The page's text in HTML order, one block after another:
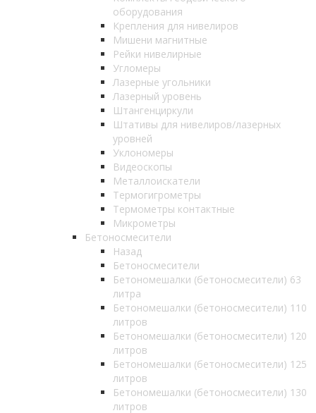
оборудования
Крепления для нивелиров
Мишени магнитные
Рейки нивелирные
Угломеры
Лазерные угольники
Лазерный уровень
Штангенциркули
Штативы для нивелиров/лазерных
уровней
Уклономеры
Видеоскопы
Металлоискатели
Термогигрометры
Термометры контактные
Микрометры
Бетоносмесители
Назад
Бетоносмесители
Бетономешалки (бетоносмесители) 63
литра
Бетономешалки (бетоносмесители) 110
литров
Бетономешалки (бетоносмесители) 120
литров
Бетономешалки (бетоносмесители) 125
литров
Бетономешалки (бетоносмесители) 130
литров